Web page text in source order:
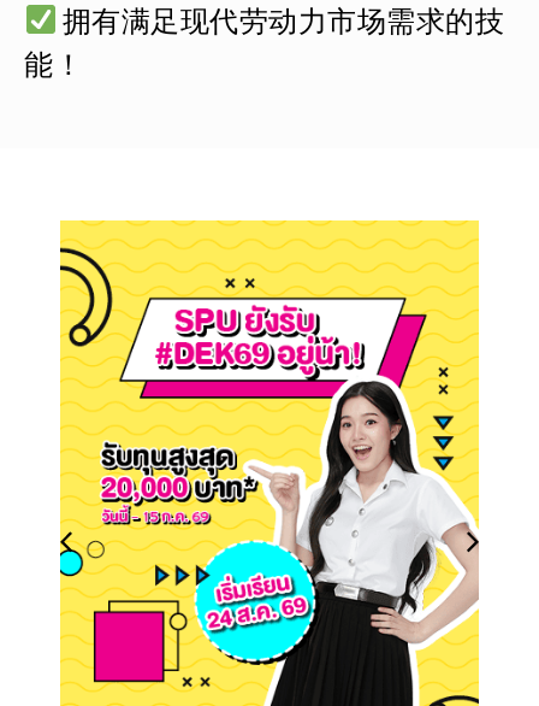
拥有满足现代劳动力市场需求的技
能！